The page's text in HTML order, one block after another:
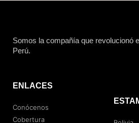
Somos la compañía que revolucionó
Perú.
ENLACES
Conócenos
Cobertura